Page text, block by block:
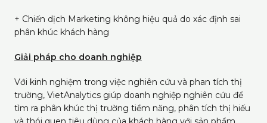
+ Chiến dịch Marketing không hiệu quả do xác định sai
phân khúc khách hàng
Giải pháp cho doanh nghiệp
Với kinh nghiệm trong việc nghiên cứu và phan tích thị
trường, VietAnalytics giúp doanh nghiệp nghiên cứu để
tìm ra phân khúc thị trường tiềm năng, phân tích thị hiếu